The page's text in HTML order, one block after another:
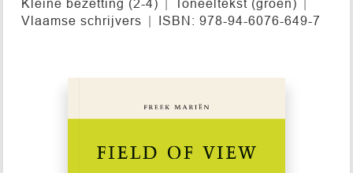
Kleine bezetting (2-4)
Toneeltekst (groen)
Vlaamse schrijvers
ISBN: 978-94-6076-649-7